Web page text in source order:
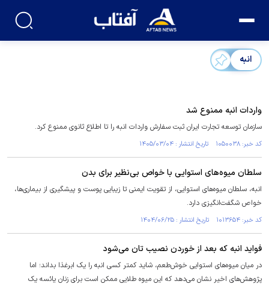
انبه
واردات انبه ممنوع شد
سازمان توسعه تجارت ایران ثبت سفارش واردات انبه را تا اطلاع ثانوی ممنوع کرد.
کد خبر: ۱۰۵۰۰۳۸ تاریخ انتشار : ۱۴۰۵/۰۳/۰۴
سلطان میوه‌های استوایی با خواص بی‌نظیر برای بدن
انبه، سلطان میوه‌های استوایی، از تقویت ایمنی تا زیبایی پوست و پیشگیری از بیماری‌ها،
خواص شگفت‌انگیزی دارد.
کد خبر: ۱۰۱۳۶۵۴ تاریخ انتشار : ۱۴۰۴/۰۶/۲۵
فواید انبه که بعد از خوردن نصیب تان می‌شود
در میان میوه‌های استوایی خوش‌طعم، شاید کمتر کسی انبه را یک ابرغذا بداند؛ اما
پژوهش‌های اخیر نشان می‌دهد که این میوه طلایی ممکن است برای زنان یائسه یک